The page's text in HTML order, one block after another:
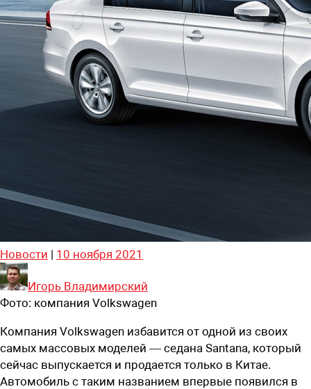
Новости | 10 ноября 2021
Игорь Владимирский
Фото: компания Volkswagen
Компания Volkswagen избавится от одной из своих
самых массовых моделей — седана Santana, который
сейчас выпускается и продается только в Китае.
Автомобиль с таким названием впервые появился в